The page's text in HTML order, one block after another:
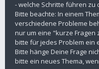
- welche Schritte führen zu
Bitte beachte: In einem
verschiedene Probleme
nur um eine "kurze Fragen
bitte für jedes Problem ein
Bitte hänge Deine Frage
bitte ein neues Thema,